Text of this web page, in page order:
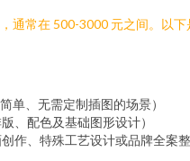
通常在 500-3000 元之间。以下
单、无需定制插图的场景）
、配色及基础图形设计）
作、特殊工艺设计或品牌全案整